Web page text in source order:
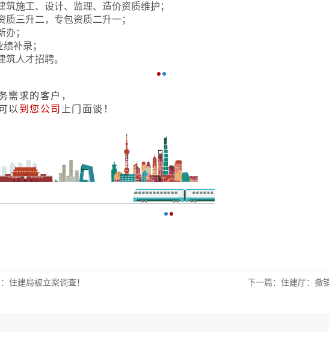
筑施工、设计、监理、造价资质维护；
质三升二，专包资质二升一；
办；
补录；
筑人才招聘。
需求的客户，
以 到您公司 上门面谈！
住建局被立案调查！ 下一篇： 住建厅：撤